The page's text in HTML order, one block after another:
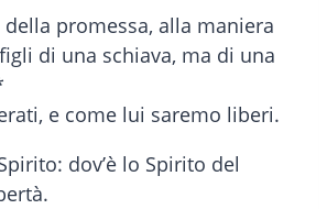
promessa, alla maniera
di una schiava, ma di una
e come lui saremo liberi.
dov’è lo Spirito del